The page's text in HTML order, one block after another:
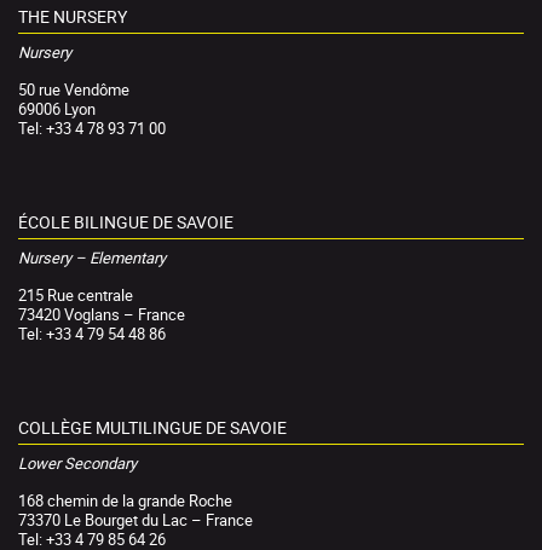
THE NURSERY
Nursery
50 rue Vendôme
69006 Lyon
Tel: +33 4 78 93 71 00
ÉCOLE BILINGUE DE SAVOIE
Nursery – Elementary
215 Rue centrale
73420 Voglans – France
Tel: +33 4 79 54 48 86
COLLÈGE MULTILINGUE DE SAVOIE
Lower Secondary
168 chemin de la grande Roche
73370 Le Bourget du Lac – France
Tel: +33 4 79 85 64 26